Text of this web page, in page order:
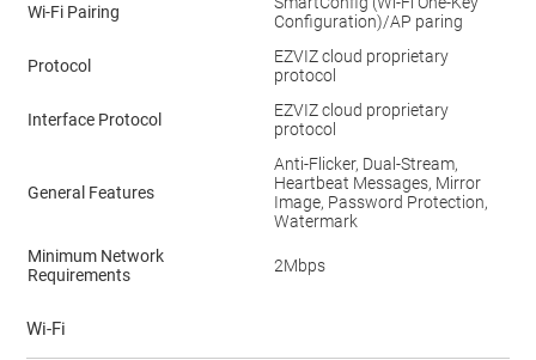
Wi-Fi Pairing
Configuration)/AP paring
Protocol
EZVIZ cloud proprietary
protocol
Interface Protocol
EZVIZ cloud proprietary
protocol
General Features
Anti-Flicker, Dual-Stream,
Heartbeat Messages, Mirror
Image, Password Protection,
Watermark
Minimum Network
Requirements
2Mbps
Wi-Fi